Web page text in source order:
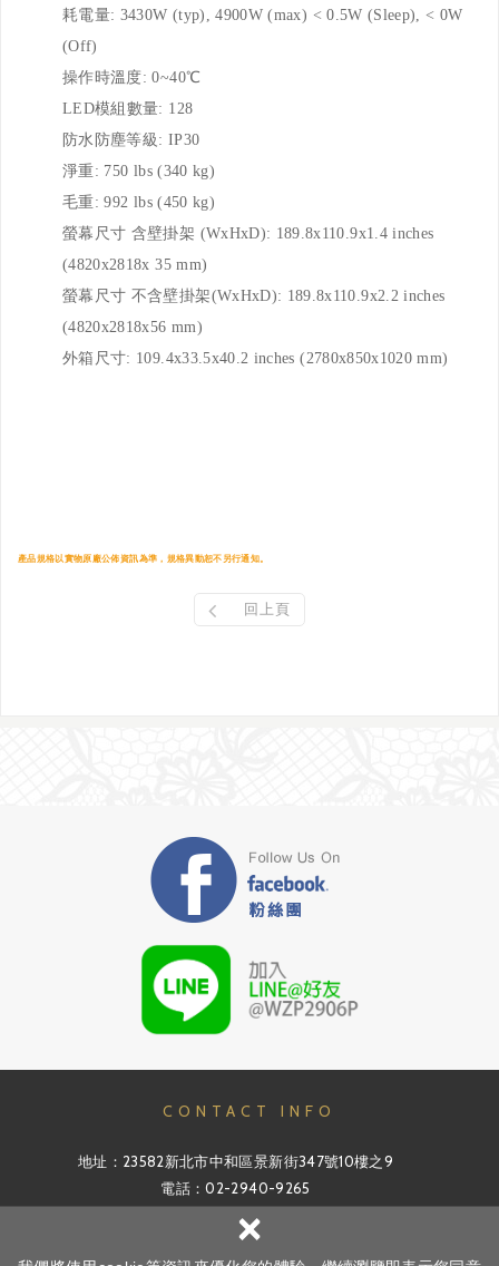
×
耗電量: 3430W (typ), 4900W (max) < 0.5W (Sleep), < 0W
(Off)
操作時溫度: 0~40℃
LED模組數量: 128
防水防塵等級: IP30
淨重: 750 lbs (340 kg)
毛重: 992 lbs (450 kg)
螢幕尺寸 含壁掛架 (WxHxD): 189.8x110.9x1.4 inches
(4820x2818x 35 mm)
螢幕尺寸 不含壁掛架(WxHxD): 189.8x110.9x2.2 inches
(4820x2818x56 mm)
外箱尺寸: 109.4x33.5x40.2 inches (2780x850x1020 mm)
產品規格以實物原廠公佈資訊為準，規格異動恕不另行通知。
回上頁
CONTACT INFO
地址：23582新北市中和區景新街347號10樓之9
電話：02-2940-9265
信箱：info@v-pro.com.tw